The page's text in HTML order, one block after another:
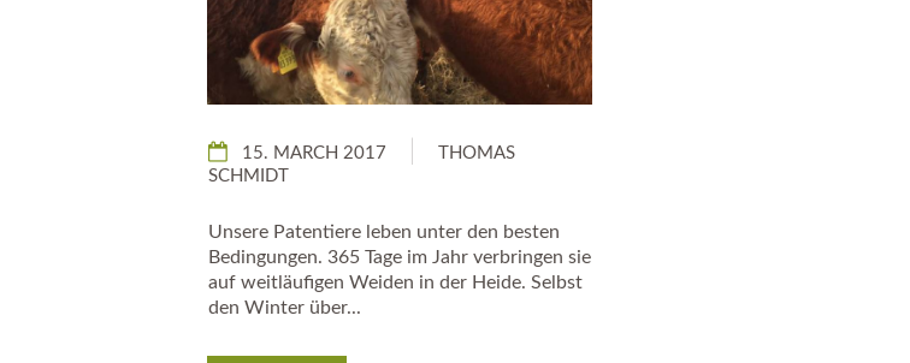
15. MARCH 2017
THOMAS
SCHMIDT
Unsere Patentiere leben unter den besten
Bedingungen. 365 Tage im Jahr verbringen sie
auf weitläufigen Weiden in der Heide. Selbst
den Winter über...